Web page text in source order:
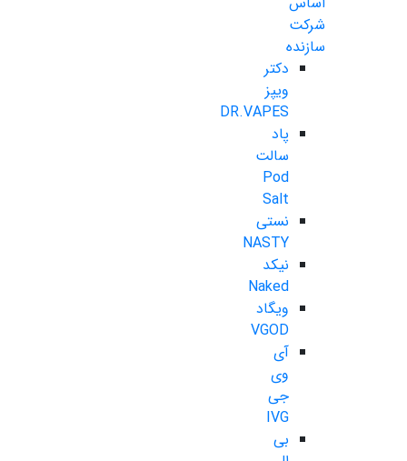
شرکت
سازنده
دکتر
ویپز
DR.VAPES
پاد
سالت
Pod
Salt
نستی
NASTY
نیکد
Naked
ویگاد
VGOD
آی
وی
جی
IVG
بی